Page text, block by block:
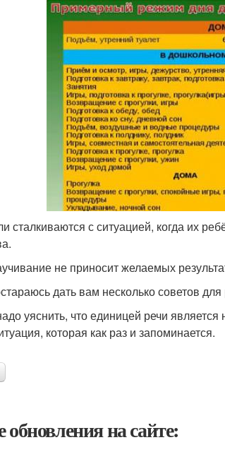
сталкиваются с ситуацией, когда их
не приносит желаемых
дать вам несколько советов
уяснить, что единицей речи
которая как раз и запоминается.
на сайте: